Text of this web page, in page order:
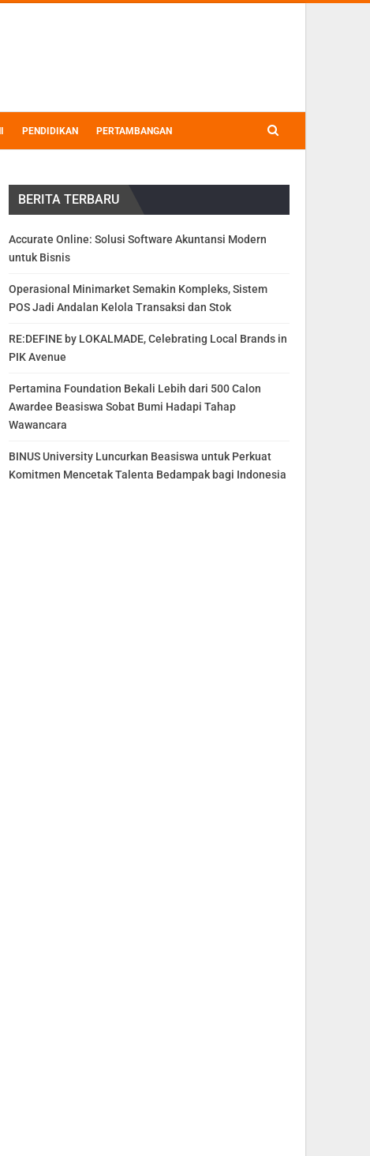
PENDIDIKAN PERTAMBANGAN
BERITA TERBARU
Accurate Online: Solusi Software Akuntansi Modern
untuk Bisnis
Operasional Minimarket Semakin Kompleks, Sistem
POS Jadi Andalan Kelola Transaksi dan Stok
RE:DEFINE by LOKALMADE, Celebrating Local Brands in
PIK Avenue
Pertamina Foundation Bekali Lebih dari 500 Calon
Awardee Beasiswa Sobat Bumi Hadapi Tahap
Wawancara
BINUS University Luncurkan Beasiswa untuk Perkuat
Komitmen Mencetak Talenta Bedampak bagi Indonesia